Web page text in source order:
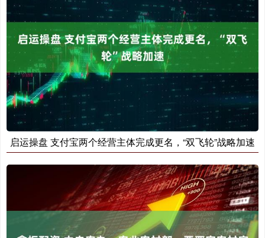
启运操盘 支付宝两个经营主体完成更名，“双飞轮”战略加速